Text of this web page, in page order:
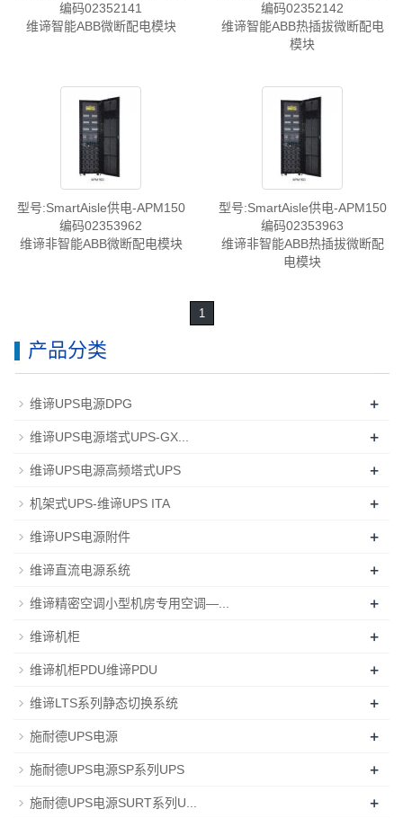
编码02352141
维谛智能ABB微断配电模块
编码02352142
维谛智能ABB热插拔微断配电
模块
型号:SmartAisle供电-APM150
编码02353962
维谛非智能ABB微断配电模块
型号:SmartAisle供电-APM150
编码02353963
维谛非智能ABB热插拔微断配
电模块
1
产品分类
维谛UPS电源DPG +
维谛UPS电源塔式UPS-GX... +
维谛UPS电源高频塔式UPS +
机架式UPS-维谛UPS ITA +
维谛UPS电源附件 +
维谛直流电源系统 +
维谛精密空调小型机房专用空调—... +
维谛机柜 +
维谛机柜PDU维谛PDU +
维谛LTS系列静态切换系统 +
施耐德UPS电源 +
施耐德UPS电源SP系列UPS +
施耐德UPS电源SURT系列U... +